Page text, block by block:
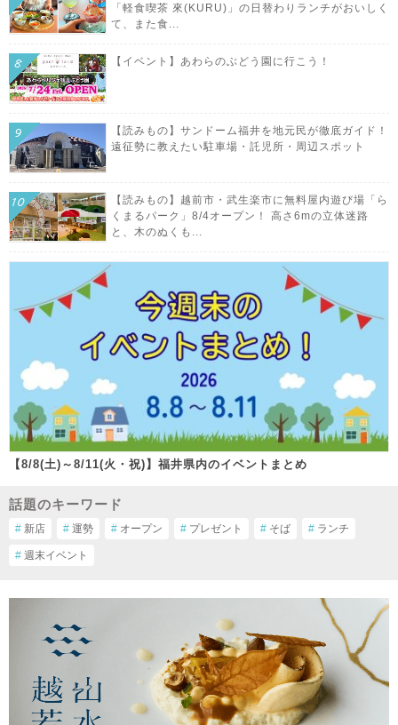
「軽食喫茶 來(KURU)」の日替わりランチがおいしく
て、また食...
【イベント】あわらのぶどう園に行こう！
【読みもの】サンドーム福井を地元民が徹底ガイド！
遠征勢に教えたい駐車場・託児所・周辺スポット
【読みもの】越前市・武生楽市に無料屋内遊び場「ら
くまるパーク」8/4オープン！ 高さ6mの立体迷路
と、木のぬくも...
【8/8(土)～8/11(火・祝)】福井県内のイベントまとめ
話題のキーワード
# 新店 # 運勢 # オープン # プレゼント # そば # ランチ
# 週末イベント